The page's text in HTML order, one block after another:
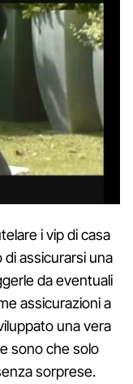
i vip di casa
assicurarsi una
da eventuali
assicurazioni a
una vera
sono che solo
sorprese.